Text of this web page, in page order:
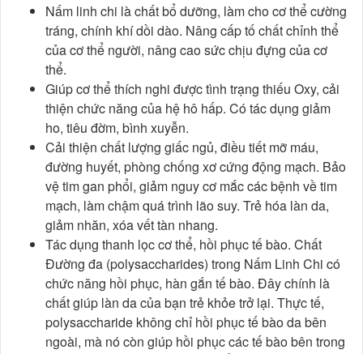
Nấm linh chi là chất bổ dưỡng, làm cho cơ thể cường
tráng, chính khí dồi dào. Nâng cấp tố chất chỉnh thể
của cơ thể người, nâng cao sức chịu đựng của cơ
thể.
Giúp cơ thể thích nghi được tình trạng thiếu Oxy, cải
thiện chức năng của hệ hô hấp. Có tác dụng giảm
ho, tiêu đờm, bình xuyễn.
Cải thiện chất lượng giấc ngủ, điều tiết mỡ máu,
đường huyết, phòng chống xơ cứng động mạch. Bảo
vệ tim gan phổi, giảm nguy cơ mắc các bệnh về tim
mạch, làm chậm quá trình lão suy. Trẻ hóa làn da,
giảm nhăn, xóa vết tàn nhang.
Tác dụng thanh lọc cơ thể, hồi phục tế bào. Chất
Đường đa (polysaccharides) trong Nấm Linh Chi có
chức năng hồi phục, hàn gắn tế bào. Đây chính là
chất giúp làn da của bạn trẻ khỏe trở lại. Thực tế,
polysaccharide không chỉ hồi phục tế bào da bên
ngoài, mà nó còn giúp hồi phục các tế bào bên trong